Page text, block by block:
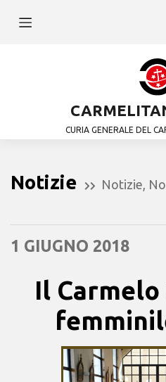
CURIA GENERALE DEL
Notizie Notizie
1 GIUGNO 2018
Il